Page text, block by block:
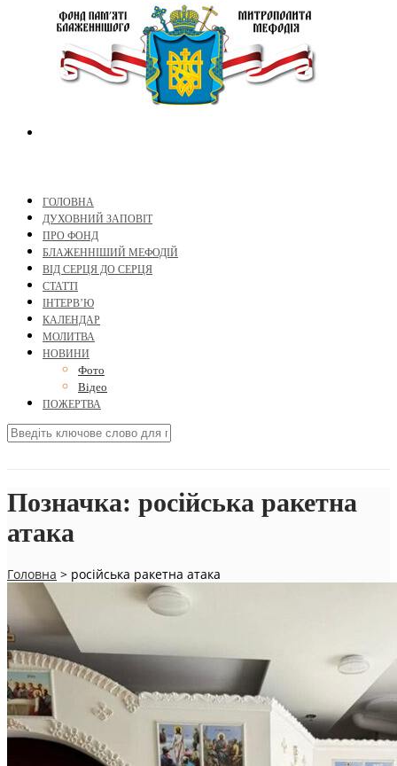
ГОЛОВНА
ДУХОВНИЙ ЗАПОВІТ
ПРО ФОНД
БЛАЖЕННІШИЙ МЕФОДІЙ
ВІД СЕРЦЯ ДО СЕРЦЯ
СТАТТІ
ІНТЕРВ’Ю
КАЛЕНДАР
МОЛИТВА
НОВИНИ
Фото
Відео
ПОЖЕРТВА
Позначка: російська ракетна
атака
Головна > російська ракетна атака